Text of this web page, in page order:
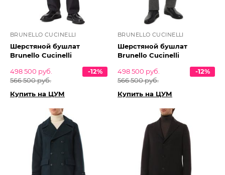
BRUNELLO CUCINELLI
Шерстяной бушлат
Brunello Cucinelli
498 500 руб.
566 500 руб.
-12%
Купить на ЦУМ
BRUNELLO CUCINELLI
Шерстяной бушлат
Brunello Cucinelli
498 500 руб.
566 500 руб.
-12%
Купить на ЦУМ